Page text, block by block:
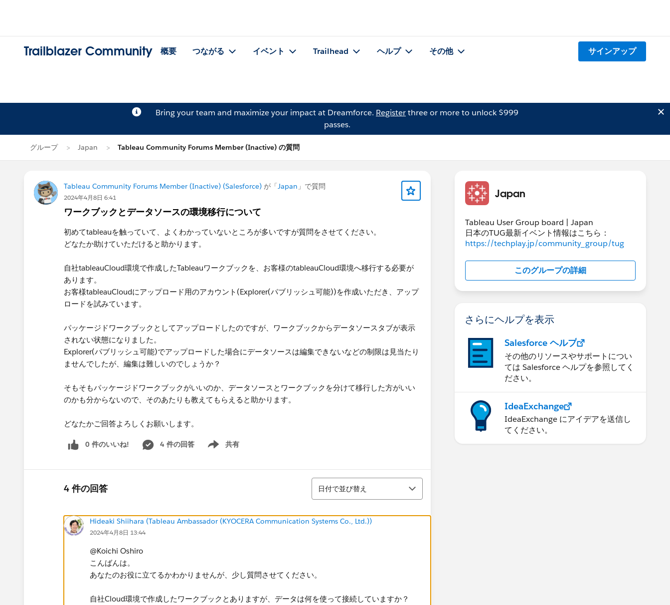
Trailblazer Community 概要 つながる イベント Trailhead ヘルプ その他 サインアップ
Bring your team and maximize your impact at Dreamforce. Registerthree or more to unlock $999
passes.
グループ Japan Tableau Community Forums Member (Inactive) の質問
Tableau Community Forums Member (Inactive) (Salesforce) が「Japan 」で質問
2024年4月8日 6:41
ワークブックとデータソースの環境移行について
初めてtableauを触っていて、よくわかっていないところが多いですが質問をさせてください。
どなたか助けていただけると助かります。
自社tableauCloud環境で作成したTableauワークブックを、お客様のtableauCloud環境へ移行する必要が
あります。
お客様tableauCloudにアップロード用のアカウント(Explorer(パブリッシュ可能))を作成いただき、アップ
ロードを試みています。
パッケージドワークブックとしてアップロードしたのですが、ワークブックからデータソースタブが表示
されない状態になりました。
Explorer(パブリッシュ可能)でアップロードした場合にデータソースは編集できないなどの制限は見当たり
ませんでしたが、編集は難しいのでしょうか？
そもそもパッケージドワークブックがいいのか、データソースとワークブックを分けて移行した方がいい
のかも分からないので、そのあたりも教えてもらえると助かります。
どなたかご回答よろしくお願いします。
0 件のいいね! 4 件の回答 共有
Show menu
4 件の回答
並び替え
日付で並び替え
Hideaki Shiihara (Tableau Ambassador (KYOCERA Communication Systems Co., Ltd.))
2024年4月8日 13:44
@Koichi Oshiro
こんばんは。
あなたのお役に立てるかわかりませんが、少し質問させてください。
自社Cloud環境で作成したワークブックとありますが、データは何を使って接続していますか？
Japan
Tableau User Group board | Japan
日本のTUG最新イベント情報はこちら：
https://techplay.jp/community_group/tug
このグループの詳細
さらにヘルプを表示
Salesforce ヘルプ
その他のリソースやサポートについ
ては Salesforce ヘルプを参照してく
ださい。
IdeaExchange
IdeaExchange にアイデアを送信し
てください。